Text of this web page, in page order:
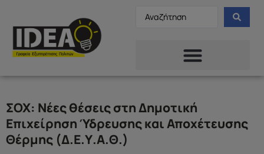
ΣΟΧ: Νέες θέσεις στη Δημοτική
Επιχείρηση Ύδρευσης και Αποχέτευσης
Θέρμης (Δ.Ε.Υ.Α.Θ.)